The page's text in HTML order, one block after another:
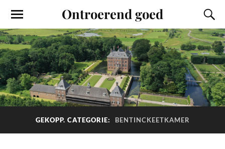
Ontroerend goed
GEKOPP. CATEGORIE: BENTINCKEETKAMER